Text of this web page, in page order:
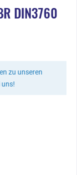
DIN3760
zu unseren
uns!